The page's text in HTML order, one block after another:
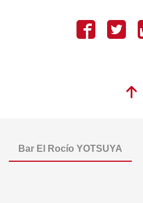
Bar El Rocío YOTSUYA